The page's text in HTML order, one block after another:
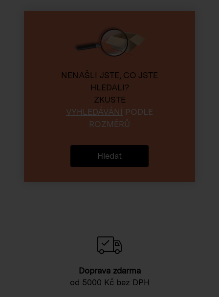
NENAŠLI JSTE, CO JSTE
HLEDALI?
ZKUSTE
VYHLEDÁVÁNÍ PODLE
ROZMĚRŮ
Hledat
Doprava zdarma
od 5000 Kč bez DPH